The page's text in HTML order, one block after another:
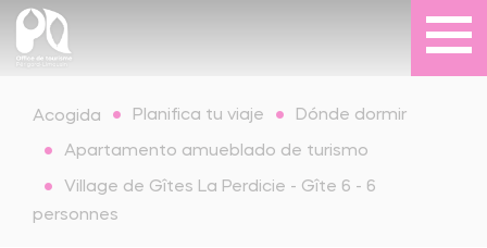
Acogida Planifica tu viaje Dónde dormir
Apartamento amueblado de turismo
Village de Gîtes La Perdicie - Gîte 6 - 6
personnes